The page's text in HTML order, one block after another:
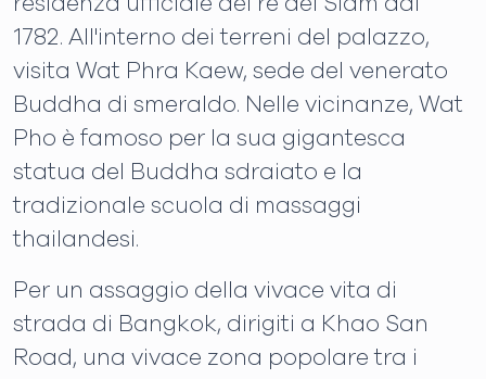
1782. All'interno dei terreni del palazzo,
visita Wat Phra Kaew, sede del venerato
Buddha di smeraldo. Nelle vicinanze, Wat
Pho è famoso per la sua gigantesca
statua del Buddha sdraiato e la
tradizionale scuola di massaggi
thailandesi.
Per un assaggio della vivace vita di
strada di Bangkok, dirigiti a Khao San
Road, una vivace zona popolare tra i